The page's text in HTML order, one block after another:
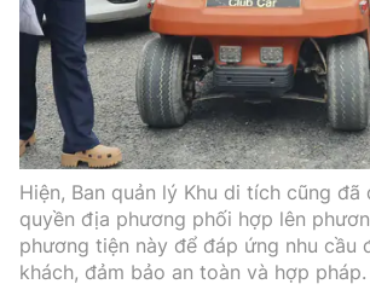
Hiện, Ban quản lý Khu di tích cũng đã
quyền địa phương phối hợp lên
phương tiện này để đáp ứng nhu cầu
khách, đảm bảo an toàn và hợp pháp.